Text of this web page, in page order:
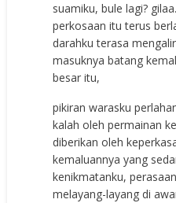
suamiku, bule lagi?
perkosaan itu terus
darahku terasa
masuknya batang
besar itu,
pikiran warasku
kalah oleh permainan
diberikan oleh
kemaluannya yang
kenikmatanku,
melayang-layang di